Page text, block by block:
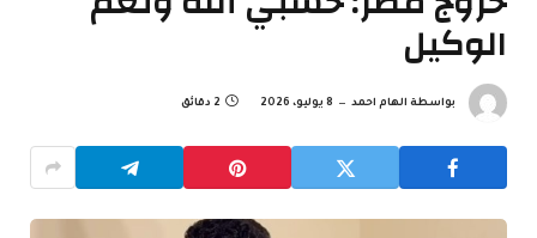
الوكيل
بواسطة الهام احمد 8 يوليو، 2026 2 دقائق